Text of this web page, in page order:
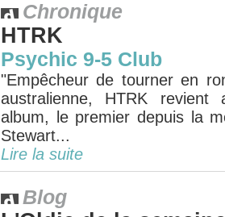
Chronique
HTRK
Psychic 9-5 Club
"Empêcheur de tourner en
australienne, HTRK revient
album, le premier depuis la
Stewart...
Lire la suite
Blog